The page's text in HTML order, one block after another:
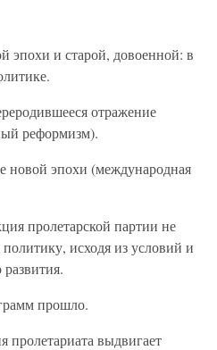
эпохи и старой, довоенной: в
отражение
реформизм).
эпохи (международная
пролетарской партии не
исходя из условий и
прошло.
пролетариата выдвигает